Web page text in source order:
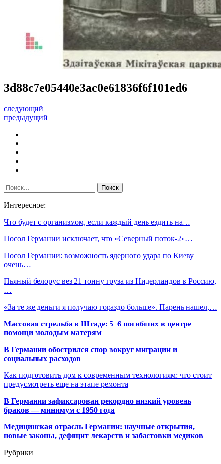
3d88c7e05440e3ac0e61836f6f101ed6
следующий
предыдущий
Интересное:
Что будет с организмом, если каждый день ездить на…
Посол Германии исключает, что «Северный поток-2»…
Посол Германии: возможность ядерного удара по Киеву
очень…
Пьяный белорус вез 21 тонну груза из Нидерландов в Россию,
…
«За те же деньги я получаю гораздо больше». Парень нашел,…
Массовая стрельба в Штаде: 5–6 погибших в центре
помощи молодым матерям
В Германии обострился спор вокруг миграции и
социальных расходов
Как подготовить дом к современным технологиям: что стоит
предусмотреть еще на этапе ремонта
В Германии зафиксирован рекордно низкий уровень
браков — минимум с 1950 года
Медицинская отрасль Германии: научные открытия,
новые законы, дефицит лекарств и забастовки медиков
Рубрики